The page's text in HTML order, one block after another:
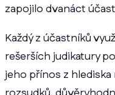
zapojilo dvanáct
Každý z účastníků
rešerších judikatury
jeho přínos z